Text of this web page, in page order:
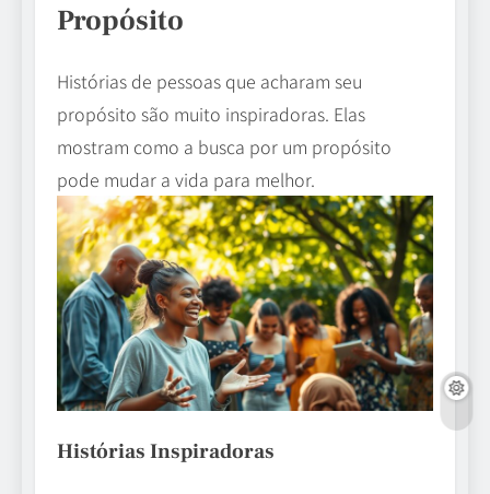
Propósito
Histórias de pessoas que acharam seu
propósito são muito inspiradoras. Elas
mostram como a busca por um propósito
pode mudar a vida para melhor.
Histórias Inspiradoras